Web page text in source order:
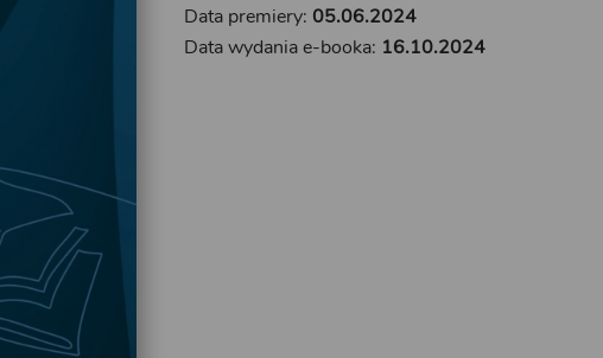
Data premiery: 05.06.2024
Data wydania e-booka: 16.10.2024